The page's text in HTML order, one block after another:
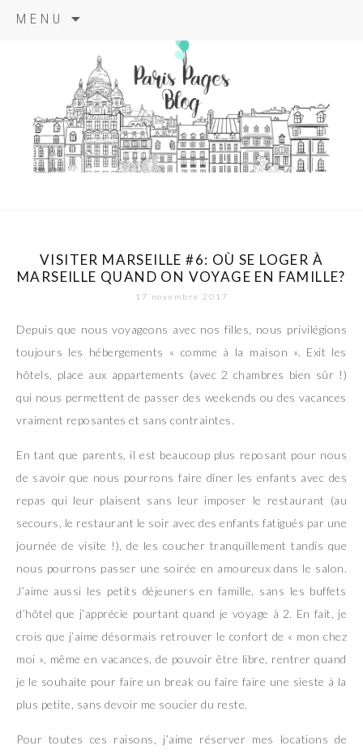
MENU
principal
paris pages
blog
VISITER MARSEILLE #6: OÙ SE LOGER À
MARSEILLE QUAND ON VOYAGE EN FAMILLE?
17 novembre 2017
Depuis que nous voyageons avec nos filles, nous privilégions
toujours les hébergements « comme à la maison ». Exit les
hôtels, place aux appartements (avec 2 chambres bien sûr !)
qui nous permettent de passer des weekends ou des vacances
vraiment reposantes et sans contraintes.
En tant que parents, il est beaucoup plus reposant pour nous
de savoir que nous pourrons faire dîner les enfants avec des
repas qui leur plaisent sans leur imposer le restaurant (au
secours, le restaurant le soir avec des enfants fatigués par une
journée de visite !), de les coucher tranquillement tandis que
nous pourrons passer une soirée en amoureux dans le salon.
J’aime aussi les petits déjeuners en famille, sans les buffets
d’hôtel que j’apprécie pourtant quand je voyage à 2. En fait, je
crois que j’aime désormais retrouver le confort de « mon chez
moi », même en vacances, de pouvoir être libre, rentrer quand
je le souhaite pour faire un break ou faire faire une sieste à la
plus petite, sans devoir me soucier du reste.
Pour toutes ces raisons, j’aime réserver mes locations de